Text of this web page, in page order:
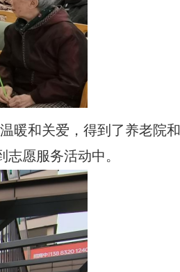
暖和关爱，得到了养老院和
愿服务活动中。